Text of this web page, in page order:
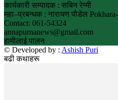
कार्यकारी सम्पादक : सबिन रेग्मी
महा–प्रबन्धक : नारायण पौडेल
Contact: 061-54324
annapurnanews@gmail.com
हामीलाई पालन
© Developed by : Ashish Puri
बढी कथाहरू